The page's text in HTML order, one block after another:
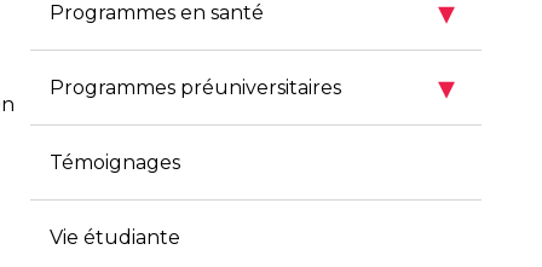
Programmes en santé ▾
Programmes préuniversitaires ▾
Témoignages
Vie étudiante